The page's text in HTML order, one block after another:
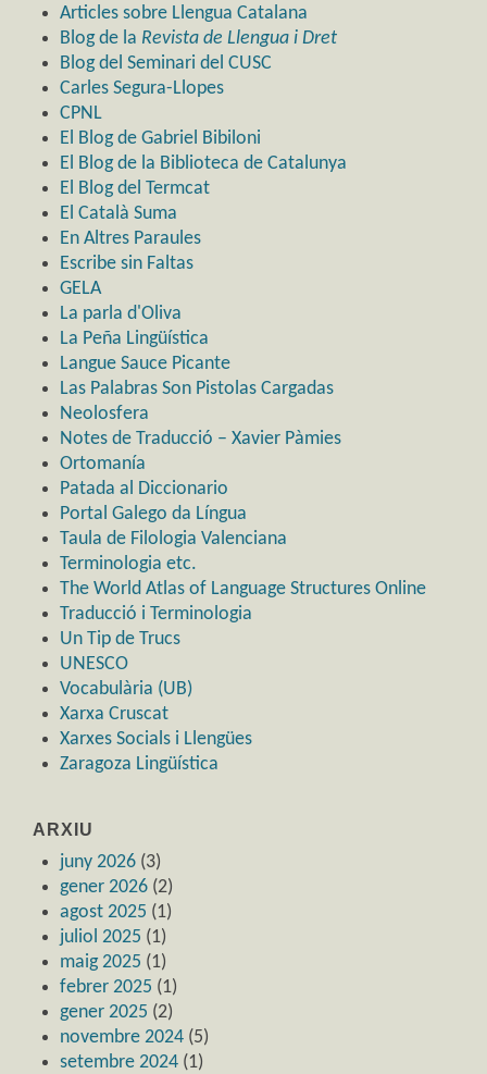
Articles sobre Llengua Catalana
Blog de la Revista de Llengua i Dret
Blog del Seminari del CUSC
Carles Segura-Llopes
CPNL
El Blog de Gabriel Bibiloni
El Blog de la Biblioteca de Catalunya
El Blog del Termcat
El Català Suma
En Altres Paraules
Escribe sin Faltas
GELA
La parla d'Oliva
La Peña Lingüística
Langue Sauce Picante
Las Palabras Son Pistolas Cargadas
Neolosfera
Notes de Traducció – Xavier Pàmies
Ortomanía
Patada al Diccionario
Portal Galego da Língua
Taula de Filologia Valenciana
Terminologia etc.
The World Atlas of Language Structures Online
Traducció i Terminologia
Un Tip de Trucs
UNESCO
Vocabulària (UB)
Xarxa Cruscat
Xarxes Socials i Llengües
Zaragoza Lingüística
ARXIU
juny 2026 (3)
gener 2026 (2)
agost 2025 (1)
juliol 2025 (1)
maig 2025 (1)
febrer 2025 (1)
gener 2025 (2)
novembre 2024 (5)
setembre 2024 (1)